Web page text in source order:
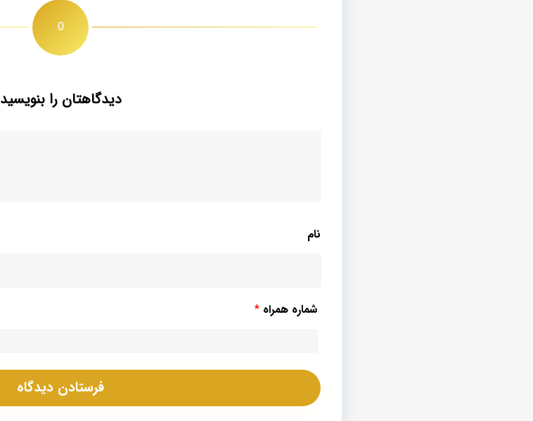
0
دیدگاهتان را بنویسید
نام
شماره همراه *